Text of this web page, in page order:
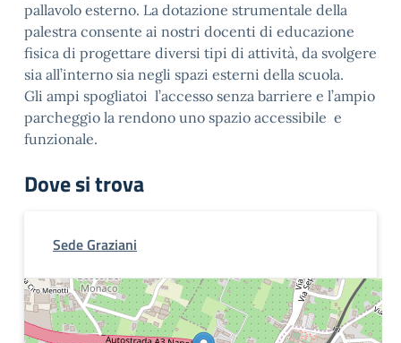
pallavolo esterno. La dotazione strumentale della
palestra consente ai nostri docenti di educazione
fisica di progettare diversi tipi di attività, da svolgere
sia all’interno sia negli spazi esterni della scuola.
Gli ampi spogliatoi l’accesso senza barriere e l’ampio
parcheggio la rendono uno spazio accessibile e
funzionale.
Dove si trova
Sede Graziani